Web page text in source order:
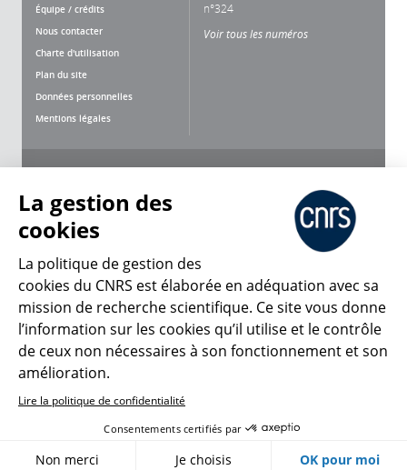
Équipe / crédits
Nous contacter
Charte d'utilisation
Plan du site
Données personnelles
Mentions légales
n°324
Voir tous les numéros
CNRS Le Mag
© 2026, CNRS
Créer un compte Se connecter
Gestion des cookies
La gestion des
cookies
La politique de gestion des
cookies du CNRS est élaborée en adéquation avec sa
mission de recherche scientifique. Ce site vous donne
l’information sur les cookies qu’il utilise et le contrôle
de ceux non nécessaires à son fonctionnement et son
amélioration.
Lire la politique de confidentialité
Consentements certifiés par
Non merci Je choisis OK pour moi